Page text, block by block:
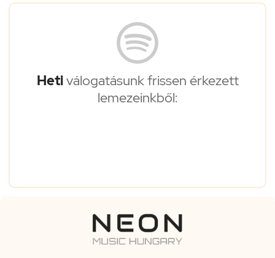
Hetiválogatásunk frissen érkezett
lemezeinkből: